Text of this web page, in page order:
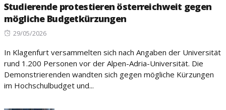
Studierende protestieren österreichweit gegen
mögliche Budgetkürzungen
Posted
29/05/2026
In Klagenfurt versammelten sich nach Angaben der Universität
rund 1.200 Personen vor der Alpen-Adria-Universität. Die
Demonstrierenden wandten sich gegen mögliche Kürzungen
im Hochschulbudget und...